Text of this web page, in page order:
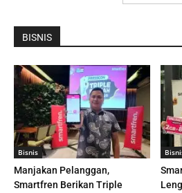
BISNIS
Bisnis
Manjakan Pelanggan,
Smartfren Berikan Triple